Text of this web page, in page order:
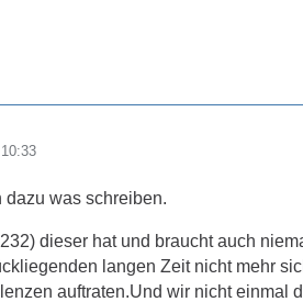
dazu was schreiben.
dieser hat und braucht auch
langen Zeit nicht mehr
auftraten.Und wir nicht einmal